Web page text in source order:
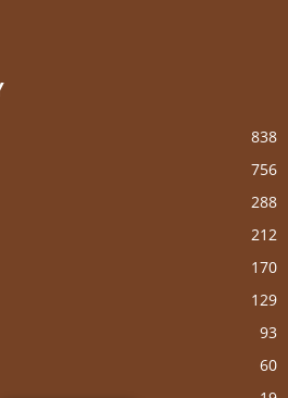
838
756
288
212
170
129
93
60